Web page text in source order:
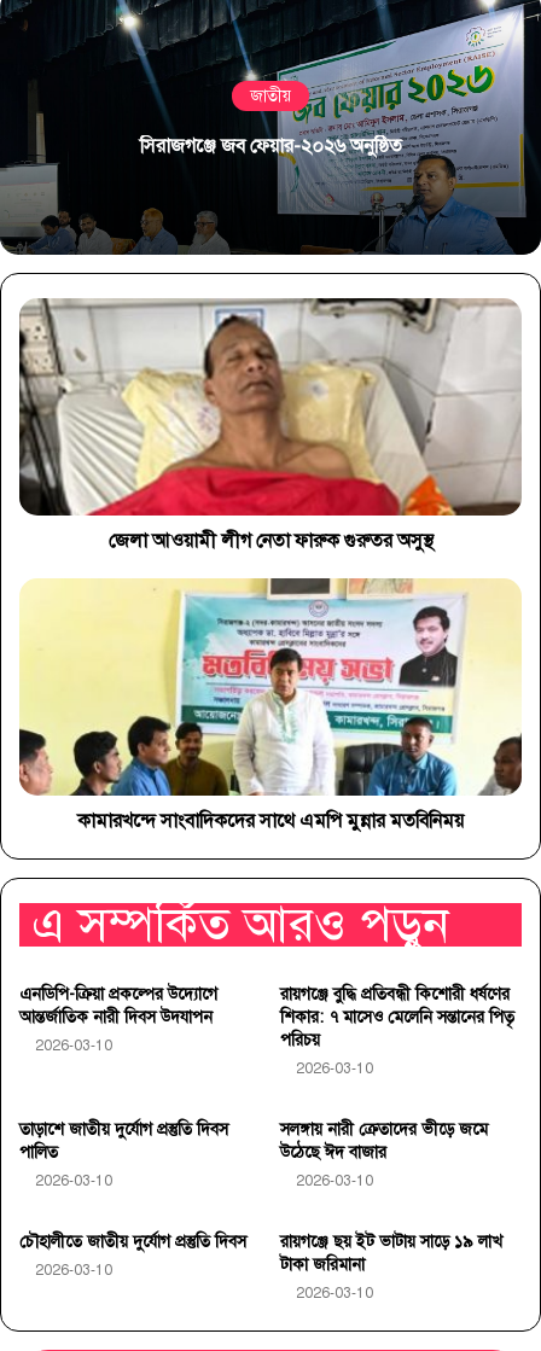
জাতীয়
সিরাজগঞ্জে জব ফেয়ার-২০২৬ অনুষ্ঠিত
জেলা আওয়ামী লীগ নেতা ফারুক গুরুতর অসুস্থ
কামারখন্দে সাংবাদিকদের সাথে এমপি মুন্নার মতবিনিময়
এ সম্পর্কিত আরও পড়ুন
এনডিপি-ক্রিয়া প্রকল্পের উদ্যোগে
আন্তর্জাতিক নারী দিবস উদযাপন
2026-03-10
রায়গঞ্জে বুদ্ধি প্রতিবন্ধী কিশোরী ধর্ষণের
শিকার: ৭ মাসেও মেলেনি সন্তানের পিতৃ
পরিচয়
2026-03-10
তাড়াশে জাতীয় দুর্যোগ প্রস্তুতি দিবস
পালিত
2026-03-10
সলঙ্গায় নারী ক্রেতাদের ভীড়ে জমে
উঠেছে ঈদ বাজার
2026-03-10
চৌহালীতে জাতীয় দুর্যোগ প্রস্তুতি দিবস
2026-03-10
রায়গঞ্জে ছয় ইট ভাটায় সাড়ে ১৯ লাখ
টাকা জরিমানা
2026-03-10